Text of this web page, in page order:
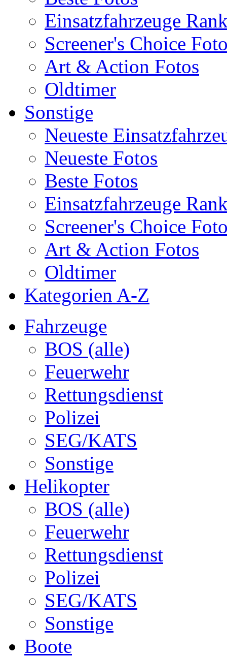
Einsatzfahrzeuge
Screener's Choice
Art & Action Fotos
Oldtimer
Sonstige
Neueste
Neueste Fotos
Beste Fotos
Einsatzfahrzeuge
Screener's Choice
Art & Action Fotos
Oldtimer
Kategorien A-Z
Fahrzeuge
BOS (alle)
Feuerwehr
Rettungsdienst
Polizei
SEG/KATS
Sonstige
Helikopter
BOS (alle)
Feuerwehr
Rettungsdienst
Polizei
SEG/KATS
Sonstige
Boote